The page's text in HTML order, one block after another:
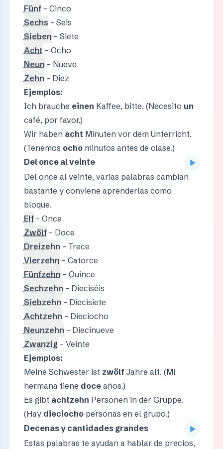
Fünf– Cinco
Sechs – Seis
Sieben – Siete
Acht – Ocho
Neun – Nueve
Zehn – Diez
Ejemplos:
Ich brauche einen Kaffee, bitte. (Necesito un
café, por favor.)
Wir haben acht Minuten vor dem Unterricht.
(Tenemos ochominutos antes de clase.)
Del once al veinte
Del once al veinte, varias palabras cambian
bastante y conviene aprenderlas como
bloque.
Elf– Once
Zwölf– Doce
Dreizehn – Trece
Vierzehn – Catorce
Fünfzehn – Quince
Sechzehn – Dieciséis
Siebzehn – Diecisiete
Achtzehn – Dieciocho
Neunzehn – Diecinueve
Zwanzig – Veinte
Ejemplos:
Meine Schwester ist zwölf Jahre alt. (Mi
hermana tiene doceaños.)
Es gibt achtzehn Personen in der Gruppe.
(Hay dieciochopersonas en el grupo.)
Decenas y cantidades grandes
Estas palabras te ayudan a hablar de precios,